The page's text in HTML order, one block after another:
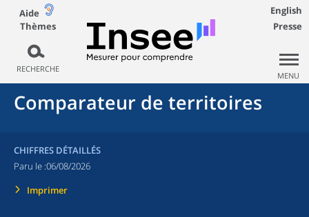
Aide
Thèmes
RECHERCHE
English
Presse
MENU
Comparateur de territoires
CHIFFRES DÉTAILLÉS
Paru le :06/08/2026
Imprimer